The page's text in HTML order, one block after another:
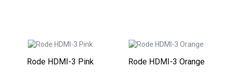
Rode HDMI-3 Pink Rode HDMI-3 Orange